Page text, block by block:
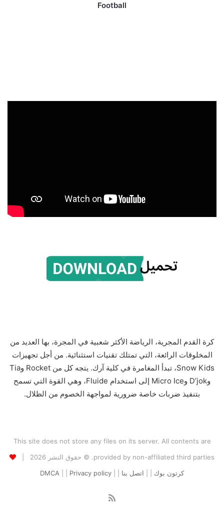
Football
كرة القدم المجرية، الرياضة الأكثر شعبية في المجرة، بها العديد من
المخلوقات الرائعة، التي تمتلك تقنيات استثنائية. من أجل تجهيزات
Snow Kids، تبدأ المغامرة في كلية آرك. يتجه كل من Rocket وTia
وD’jok وMicro Ice إلى استخدام Fluide، وهي القوة التي تسمح
بتنفيذ ضربات خاصة ضرورية لمواجهة الخصوم من الظلال.
This site does not store any files on its server. All contents are
provided by non-affiliated third parties. © حقوق النشر 2026 |
كرتون بوك
اتصل بنا DMCA Privacy policy
ملخص